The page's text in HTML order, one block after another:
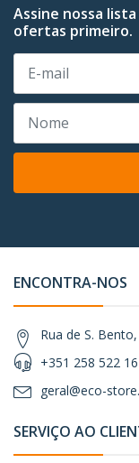
Assine nossa
ofertas primeiro.
ENCONTRA-NOS
Rua de S.
+351 258 522
geral@eco-
SERVIÇO AO